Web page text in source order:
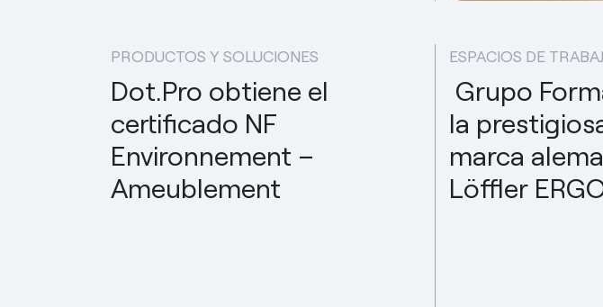
PRODUCTOS Y SOLUCIONES
Dot.Pro obtiene el
certificado NF
Environnement –
Ameublement
ESPACIOS DE
Grupo
la
marca
Löffler